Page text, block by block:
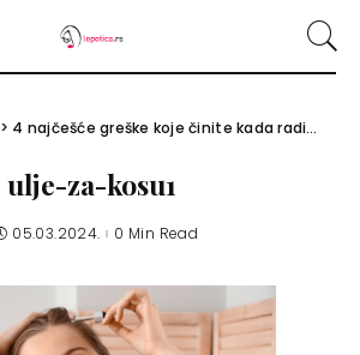
> 4 najčešće greške koje činite kada radite tretman kose uljem
ulje-za-kosu1
05.03.2024. 0 Min Read